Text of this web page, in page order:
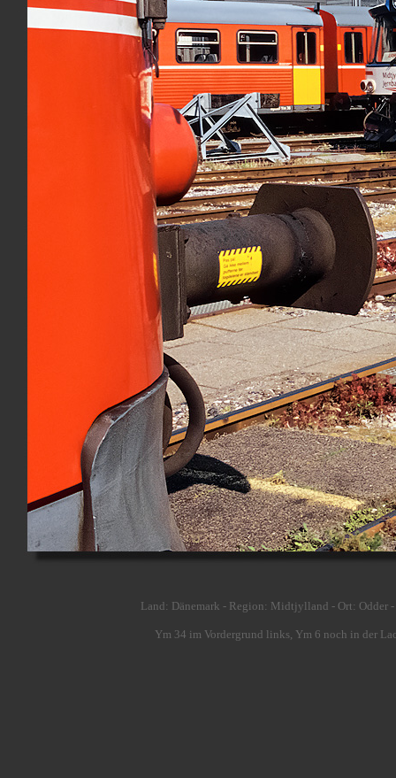
Land: Dänemark - Region: Midtjylland - Ort: Odder
Ym 34 im Vordergrund links, Ym 6 noch in der